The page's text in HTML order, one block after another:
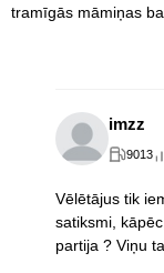
tramīgās māmiņas
imzz
9013
Vēlētājus tik
satiksmi,
partija ? Viņu